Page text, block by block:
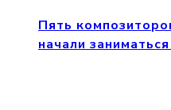
Пять
начали